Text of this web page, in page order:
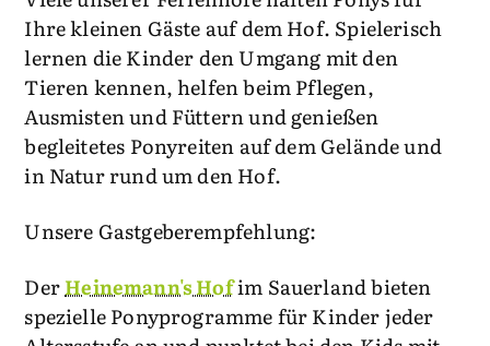
Ihre kleinen Gäste auf dem Hof. Spielerisch
lernen die Kinder den Umgang mit den
Tieren kennen, helfen beim Pflegen,
Ausmisten und Füttern und genießen
begleitetes Ponyreiten auf dem Gelände und
in Natur rund um den Hof.
Unsere Gastgeberempfehlung:
DerHeinemann's Hofim Sauerland bieten
spezielle Ponyprogramme für Kinder jeder